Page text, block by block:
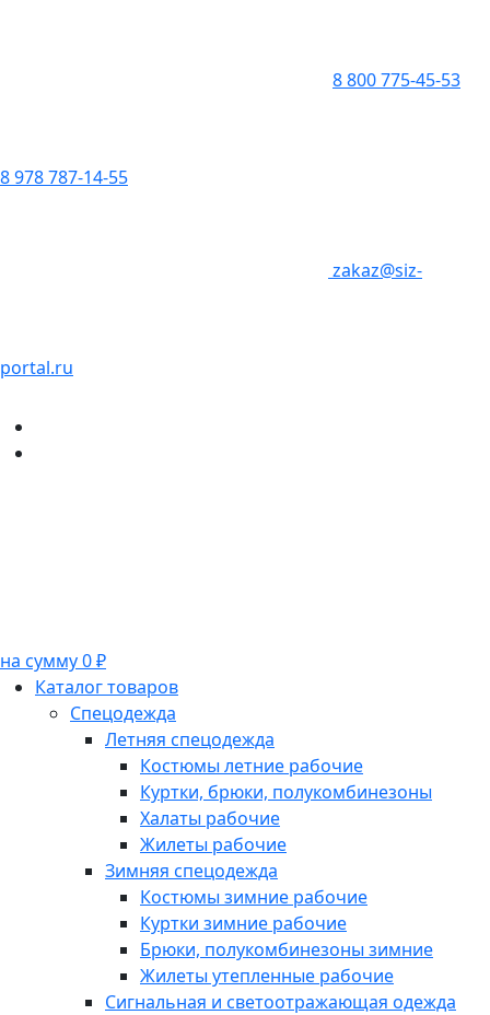
8 800 775-45-53
8 978 787-14-55
zakaz@siz-
portal.ru
на сумму 0 ₽
Каталог товаров
Спецодежда
Летняя спецодежда
Костюмы летние рабочие
Куртки, брюки, полукомбинезоны
Халаты рабочие
Жилеты рабочие
Зимняя спецодежда
Костюмы зимние рабочие
Куртки зимние рабочие
Брюки, полукомбинезоны зимние
Жилеты утепленные рабочие
Сигнальная и светоотражающая одежда